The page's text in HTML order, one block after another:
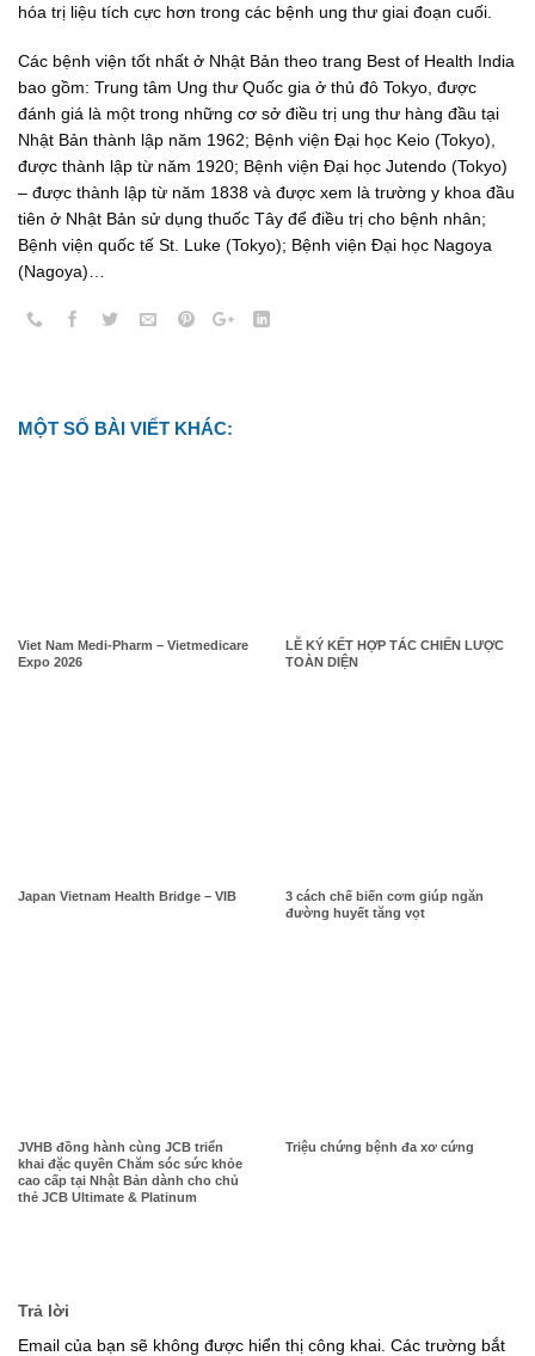
hóa trị liệu tích cực hơn trong các bệnh ung thư giai đoạn cuối.
Các bệnh viện tốt nhất ở Nhật Bản theo trang Best of Health India
bao gồm: Trung tâm Ung thư Quốc gia ở thủ đô Tokyo, được
đánh giá là một trong những cơ sở điều trị ung thư hàng đầu tại
Nhật Bản thành lập năm 1962; Bệnh viện Đại học Keio (Tokyo),
được thành lập từ năm 1920; Bệnh viện Đại học Jutendo (Tokyo)
– được thành lập từ năm 1838 và được xem là trường y khoa đầu
tiên ở Nhật Bản sử dụng thuốc Tây để điều trị cho bệnh nhân;
Bệnh viện quốc tế St. Luke (Tokyo); Bệnh viện Đại học Nagoya
(Nagoya)…
MỘT SỐ BÀI VIẾT KHÁC:
Viet Nam Medi-Pharm – Vietmedicare
Expo 2026
LỄ KÝ KẾT HỢP TÁC CHIẾN LƯỢC
TOÀN DIỆN
Japan Vietnam Health Bridge – VIB
3 cách chế biến cơm giúp ngăn
đường huyết tăng vọt
JVHB đồng hành cùng JCB triển
khai đặc quyền Chăm sóc sức khỏe
cao cấp tại Nhật Bản dành cho chủ
thẻ JCB Ultimate & Platinum
Triệu chứng bệnh đa xơ cứng
Trả lời
Email của bạn sẽ không được hiển thị công khai. Các trường bắt